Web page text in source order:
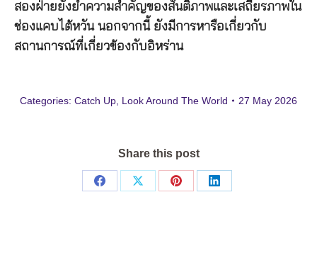
สองฝ่ายยังย้ำความสำคัญของสันติภาพและเสถียรภาพใน
ช่องแคบไต้หวัน นอกจากนี้ ยังมีการหารือเกี่ยวกับ
สถานการณ์ที่เกี่ยวข้องกับอิหร่าน
Categories: Catch Up Look Around The World 27 May 2026
Share this post
Share
Share
Share
Share